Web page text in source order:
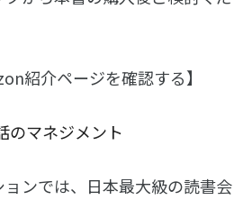
紹介ページを確認する】
のマネジメント
ンでは、日本最大級の読書会